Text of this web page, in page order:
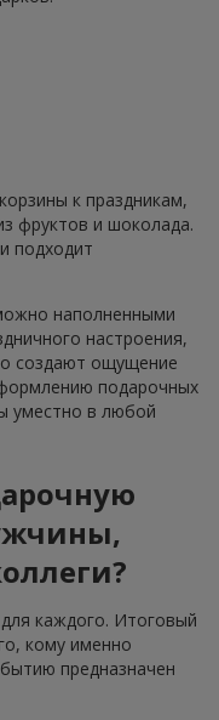
к праздникам,
фруктов и шоколада.
подходит
наполненными
настроения,
создают ощущение
подарочных
уместно в любой
каждого. Итоговый
кому именно
предназначен